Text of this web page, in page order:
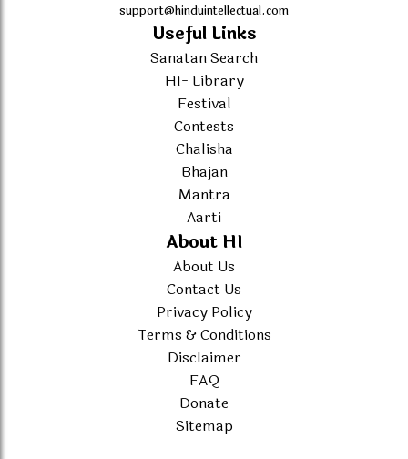
support@hinduintellectual.com
Useful Links
Sanatan Search
HI- Library
Festival
Contests
Chalisha
Bhajan
Mantra
Aarti
About HI
About Us
Contact Us
Privacy Policy
Terms & Conditions
Disclaimer
FAQ
Donate
Sitemap